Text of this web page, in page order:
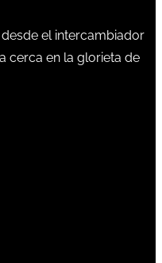
el intercambiador
cerca en la glorieta de